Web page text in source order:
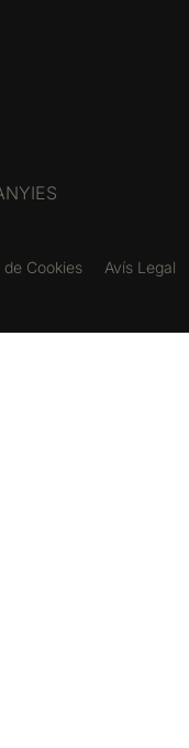
de Cookies Avís Legal